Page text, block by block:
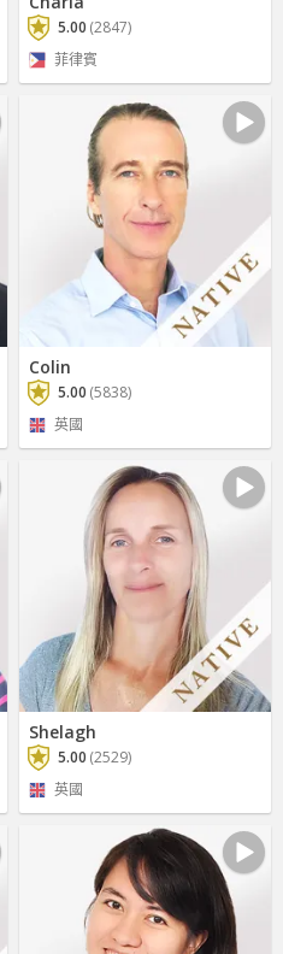
5.00 (2847)
菲律賓
Colin
5.00 (5838)
英國
Shelagh
5.00 (2529)
英國